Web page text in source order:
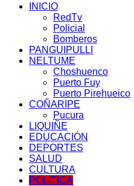
INICIO
RedTv
Policial
Bomberos
PANGUIPULLI
NELTUME
Choshuenco
Puerto Fuy
Puerto Pirehueico
COÑARIPE
Pucura
LIQUIÑE
EDUCACIÓN
DEPORTES
SALUD
CULTURA
POLITICA